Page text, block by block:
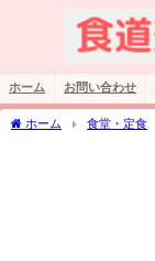
ホーム お問い合わせ
ホーム 食堂・定食